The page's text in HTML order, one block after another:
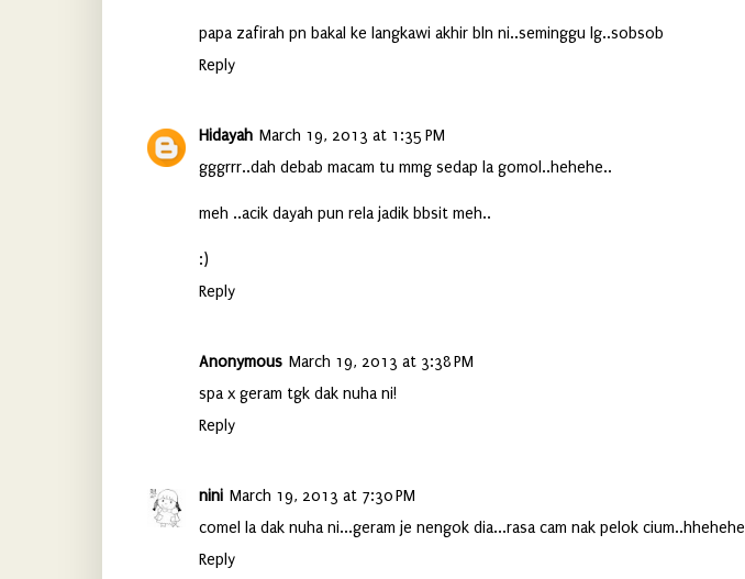
papa zafirah pn bakal ke langkawi akhir bln ni..seminggu lg..sobsob
Reply
Hidayah March 19, 2013 at 1:35 PM
gggrrr..dah debab macam tu mmg sedap la gomol..hehehe..
meh ..acik dayah pun rela jadik bbsit meh..
:)
Reply
Anonymous March 19, 2013 at 3:38 PM
spa x geram tgk dak nuha ni!
Reply
nini March 19, 2013 at 7:30 PM
comel la dak nuha ni...geram je nengok dia...rasa cam nak pelok cium..hhehehe
Reply